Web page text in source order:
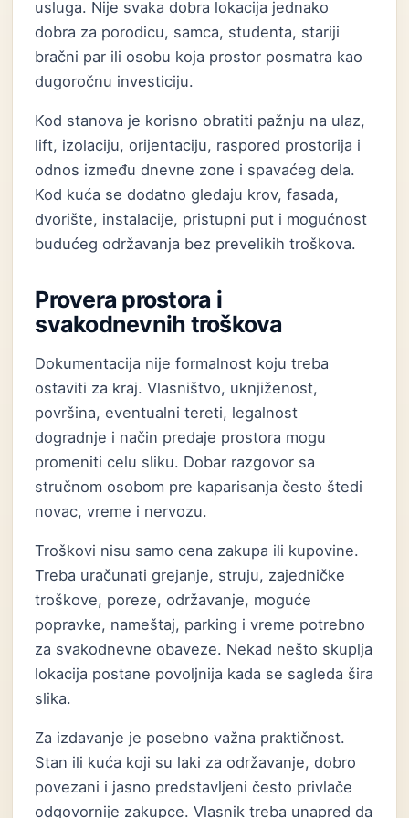
usluga. Nije svaka dobra lokacija jednako
dobra za porodicu, samca, studenta, stariji
bračni par ili osobu koja prostor posmatra kao
dugoročnu investiciju.
Kod stanova je korisno obratiti pažnju na ulaz,
lift, izolaciju, orijentaciju, raspored prostorija i
odnos između dnevne zone i spavaćeg dela.
Kod kuća se dodatno gledaju krov, fasada,
dvorište, instalacije, pristupni put i mogućnost
budućeg održavanja bez prevelikih troškova.
Provera prostora i
svakodnevnih troškova
Dokumentacija nije formalnost koju treba
ostaviti za kraj. Vlasništvo, uknjiženost,
površina, eventualni tereti, legalnost
dogradnje i način predaje prostora mogu
promeniti celu sliku. Dobar razgovor sa
stručnom osobom pre kaparisanja često štedi
novac, vreme i nervozu.
Troškovi nisu samo cena zakupa ili kupovine.
Treba uračunati grejanje, struju, zajedničke
troškove, poreze, održavanje, moguće
popravke, nameštaj, parking i vreme potrebno
za svakodnevne obaveze. Nekad nešto skuplja
lokacija postane povoljnija kada se sagleda šira
slika.
Za izdavanje je posebno važna praktičnost.
Stan ili kuća koji su laki za održavanje, dobro
povezani i jasno predstavljeni često privlače
odgovornije zakupce. Vlasnik treba unapred da